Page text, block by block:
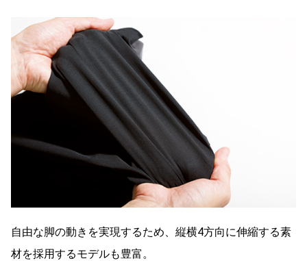
自由な脚の動きを実現するため、縦横4方向に伸縮する素
材を採用するモデルも豊富。